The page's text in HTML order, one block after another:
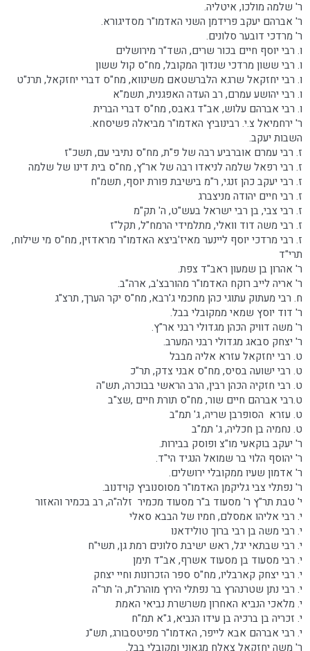
ר' שלמה מולכו, איטליה.
ר' אברהם יעקב פרידמן השני האדמו"ר מסדיגורא.
ר' מרדכי דובער סלונים.
ו. רבי יוסף חיים בכור שרים, השד"ר מירושלים
ו. רבי ששון מרדכי שנדוך המקובל, מח"ס קול ששון
ו. רבי יחזקאל שרגא הלברשטאם משינווא, מח"ס דברי יחזקאל, תרנ"ט
ו. רבי יהושע עמרם, רב העדה האפגנית, תשמ"א
ו. רבי אברהם עלוש, אב"ד גאבס, מח"ס דברי הברית
ר' ירחמיאל צ.י. רבינוביץ האדמו"ר מביאלה פשיסחא.
השבות יעקב.
ז. רבי עמרם אוברביע רבה של פ"ת, מח"ס נתיבי עם, תשכ"ז
ז. רבי רפאל שלמה לניאדו רבה של אר"ץ, מח"ס בית דינו של שלמה
ז. רבי יעקב כהן זנגי, ר"מ בישיבת פורת יוסף, תשמ"ח
ז. רבי חיים יהודה מניצברג
ז. רבי צבי, בן רבי ישראל בעש"ט, ה' תק"מ
ז. רבי משה דוד וואלי, מתלמידי הרמח"ל, תקל"ז
ז. רבי מרדכי יוסף ליינער מאיז'ביצא האדמו"ר מראדזין, מח"ס מי שילוח,
תרי"ד
ר' אהרון בן שמעון ראב"ד צפת.
ר' אריה לייב רוקח האדמו"ר מהורבצ'ב, ארה"ב.
ח. רבי מעתוק עתוגי כהן מחכמי ג'רבא, מח"ס יקר הערך, תרצ"ג
ר' דוד יוסץ שמאי ממקובלי בבל.
ר' משה דוויק הכהן מגדולי רבני אר"ץ.
ר' יצחק סבאג מגדולי רבני המערב.
ט. רבי יחזקאל עזרא אליה מבבל
ט. רבי ישועה בסיס, מח"ס אבני צדק, תר"כ
ט. רבי חזקיה הכהן רבין, הרב הראשי בבוכרה, תש"ה
ט.רבי אברהם חיים שור, מח"ס תורת חיים ,שצ"ב
ט. עזרא הסופרבן שריה, ג' תמ"ב
ט. נחמיה בן חכליה, ג' תמ"ב
ר' יעקב בוקאעי מו"צ ופוסק בבירות.
ר' יהוסף הלוי בר שמואל הנגיד הי"ד.
ר' אדמון שעיו ממקובלי ירושלים.
ר' נפתלי צבי גליקמן האדמו"ר מסוסנוביץ קוידנוב.
י' טבת תר"ץ ר' מסעוד ב"ר מסעוד מכמיר זלה"ה, רב בכמיר והאזור
י. רבי אליהו אמסלם, חמיו של הבבא סאלי
י. רבי משה בן רבי ברוך טולידאנו
י. רבי שבתאי יגל, ראש ישיבת סלונים רמת גן, תשי"ח
י. רבי מסעוד בן מסעוד אשרף, אב"ד תימן
י. רבי יצחק קארבליו, מח"ס ספר הזכרונות וחיי יצחק
י. רבי נתן שטרנהרץ בר נפתלי הירץ מוהרנ"ת, ה' תר"ה
י. מלאכי הנביא האחרון משרשרת נביאי האמת
י. זכריה בן ברכיה בן עידו הנביא, ג"א תמ"ח
י. רבי אברהם אבא לייפר, האדמו"ר מפיטסבורג, תש"נ
ר' משה יחזקאל צאלח מגאוני ומקובלי בבל.